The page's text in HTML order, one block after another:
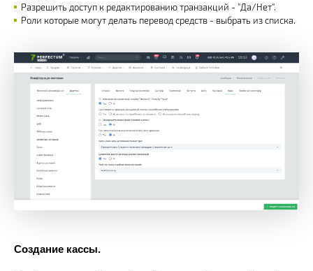
Разрешить доступ к редактированию транзакций - "Да/Нет".
Роли которые могут делать перевод средств - выбрать из списка.
Создание кассы.